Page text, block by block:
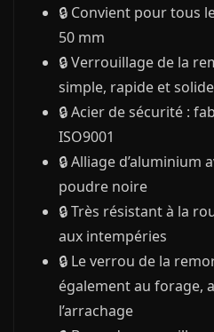
🔒 Convient pour tous
50 mm
🔒 Verrouillage de la
simple, rapide et solide
🔒 Acier de sécurité :
ISO9001
🔒 Alliage d’aluminium
poudre noire
🔒 Très résistant à la
aux intempéries
🔒 Le verrou de la
également au forage,
l’arrachage